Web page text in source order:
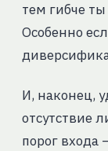
тем гибче
Особенно
И, наконец,
отсутствие
порог входа